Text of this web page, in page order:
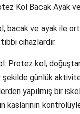
Kol Bacak Ayak ve
bacak ve ayak ile
cihazlardır.
Protez kol,
şekilde günlük
yapılmış bir
kaslarının